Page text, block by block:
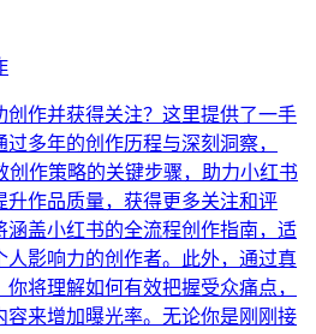
创作并获得关注？这里提供了一手
多年的创作历程与深刻洞察，
创作策略的关键步骤，助力小红书
升作品质量，获得更多关注和评
涵盖小红书的全流程创作指南，适
人影响力的创作者。此外，通过真
将理解如何有效把握受众痛点，
容来增加曝光率。无论你是刚刚接